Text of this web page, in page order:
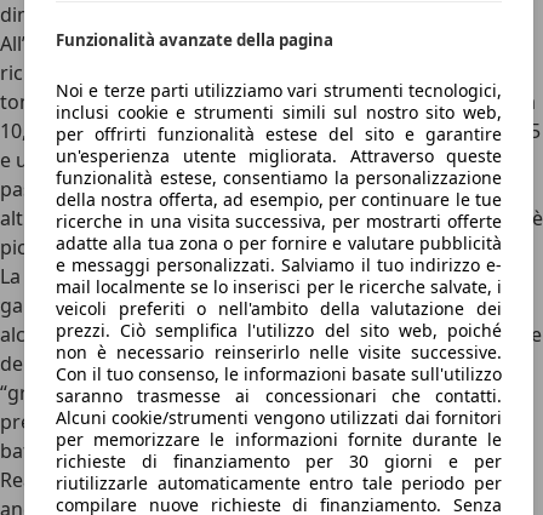
Funzionalità avanzate della pagina
Noi e terze parti utilizziamo vari strumenti tecnologici,
inclusi cookie e strumenti simili sul nostro sito web,
per offrirti funzionalità estese del sito e garantire
un'esperienza utente migliorata. Attraverso queste
funzionalità estese, consentiamo la personalizzazione
della nostra offerta, ad esempio, per continuare le tue
ricerche in una visita successiva, per mostrarti offerte
adatte alla tua zona o per fornire e valutare pubblicità
e messaggi personalizzati. Salviamo il tuo indirizzo e-
mail localmente se lo inserisci per le ricerche salvate, i
veicoli preferiti o nell'ambito della valutazione dei
prezzi. Ciò semplifica l'utilizzo del sito web, poiché
non è necessario reinserirlo nelle visite successive.
Con il tuo consenso, le informazioni basate sull'utilizzo
saranno trasmesse ai concessionari che contatti.
Alcuni cookie/strumenti vengono utilizzati dai fornitori
per memorizzare le informazioni fornite durante le
richieste di finanziamento per 30 giorni e per
riutilizzarle automaticamente entro tale periodo per
compilare nuove richieste di finanziamento. Senza
dimensioni.
All’interno, l’abitacolo della FIAT 500e ha uno stile che
richiama le precedenti 500, con finiture lucide e forme
tondeggianti, ma al centro della plancia spicca ildisplay da
10,25 pollici dell’ottimo sistema di infotainment Uconnect 5
e un’ergonomia ben studiata, con lo spazio per i
passeggeri anteriori che risulta generoso anche per i più
alti. Dietro rimane ancora piuttosto stretta, e il bagagliaio è
piccolino, con una capacità di185 litri di capacità minima.
La qualità costruttiva è buona, con le versioni top di
gamma che risultano addirittura lussuose, al netto di
alcuni materiali rivedibili. Rispetto ad altre citycar elettriche
del 2026, la FIAT 500e è dotata di una meccanica da
“grande”, con motori potenti e un’attenzione differente a
prestazioni e autonomia soprattutto sulla versione con la
batteria maggiorata.
Realizzata su una piattaforma dedicata (dal 2026 declinata
anche con una motorizzazione ibtida) la 500e è dotata di